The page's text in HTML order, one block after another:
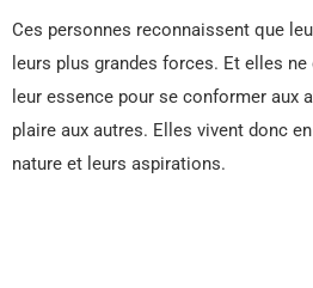
Ces personnes reconnaissent que
leurs plus grandes forces. Et elles
leur essence pour se conformer aux
plaire aux autres. Elles vivent donc
nature et leurs aspirations.